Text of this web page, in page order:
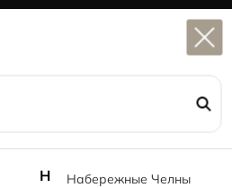
Гравел MT Gravel MT
Н Набережные Челны